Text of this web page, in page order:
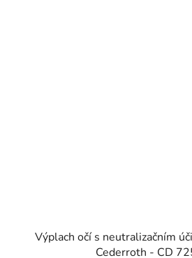
Výplach očí s neutralizačním
Cederroth - CD